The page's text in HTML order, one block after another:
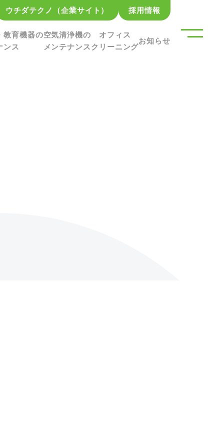
ウチダテクノ（企業サイト） 採用情報
教育機器の
ンス
空気清浄機の
メンテナンス
オフィス
クリーニング
お知らせ